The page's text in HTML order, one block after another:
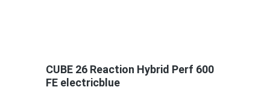
CUBE 26 Reaction Hybrid Perf 600
FE electricblue